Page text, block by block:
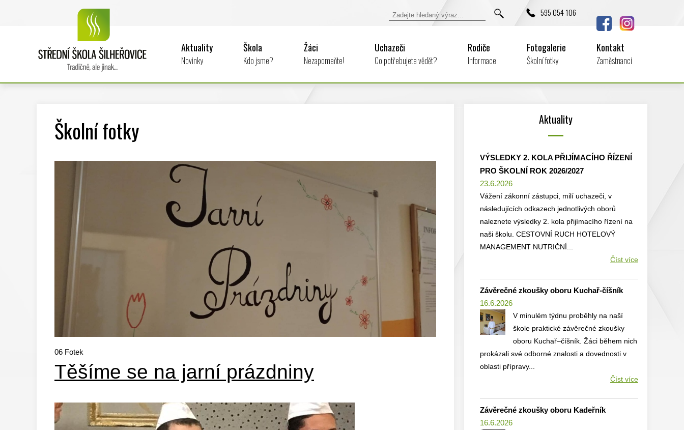
595 054 106
Aktuality
Novinky
Škola
Kdo jsme?
Žáci
Nezapomeňte!
Uchazeči
Co potřebujete vědět?
Rodiče
Informace
Fotogalerie
Školní fotky
Kontakt
Zaměstnanci
Školní fotky
06 Fotek
Těšíme se na jarní prázdniny
Aktuality
VÝSLEDKY 2. KOLA PŘIJÍMACÍHO ŘÍZENÍ
PRO ŠKOLNÍ ROK 2026/2027
23.6.2026
Vážení zákonní zástupci, milí uchazeči, v
následujících odkazech jednotlivých oborů
naleznete výsledky 2. kola přijímacího řízení na
naši školu. CESTOVNÍ RUCH HOTELOVÝ
MANAGEMENT NUTRIČNÍ...
Číst více
Závěrečné zkoušky oboru Kuchař-číšník
16.6.2026
V minulém týdnu proběhly na naší
škole praktické závěrečné zkoušky
oboru Kuchař–číšník. Žáci během nich
prokázali své odborné znalosti a dovednosti v
oblasti přípravy...
Číst více
Závěrečné zkoušky oboru Kadeřník
16.6.2026